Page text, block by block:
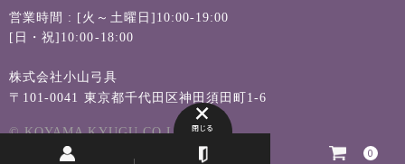
閉じる
0
営業時間 : [火～土曜日]10:00-19:00
[日・祝]10:00-18:00
株式会社小山弓具
〒101-0041 東京都千代田区神田須田町1-6
© KOYAMA KYUGU CO.LTD